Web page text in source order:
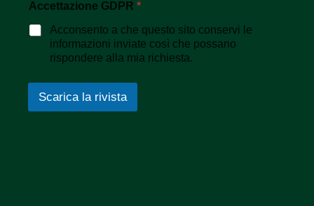
Accettazione GDPR *
Acconsento a che questo sito conservi le
informazioni inviate così che possano
rispondere alla mia richiesta.
Scarica la rivista